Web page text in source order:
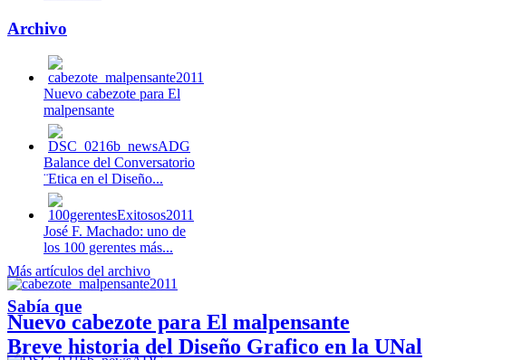
Archivo
Nuevo cabezote para El
malpensante
Balance del Conversatorio
¨Etica en el Diseño...
José F. Machado: uno de
los 100 gerentes más...
Nuevo cabezote para El malpensante
Más artículos del archivo
Sabía que
Breve historia del Diseño Grafico en la UNal